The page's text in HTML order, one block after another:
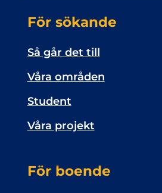
För sökande
Så går det till
Våra områden
Student
Våra projekt
För boende